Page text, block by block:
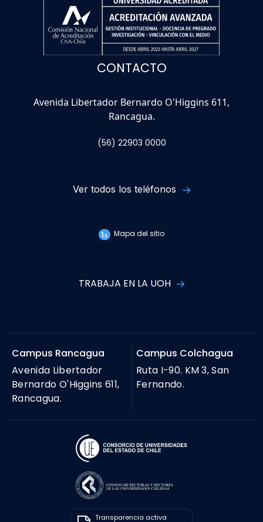
CONTACTO
Avenida Libertador Bernardo O'Higgins 611,
Rancagua.
(56) 22903 0000
Ver todos los teléfonos
Mapa del sitio
TRABAJA EN LA UOH
Campus Rancagua
Avenida Libertador
Bernardo O'Higgins 611,
Rancagua.
Campus Colchagua
Ruta I-90. KM 3, San
Fernando.
Transparencia activa